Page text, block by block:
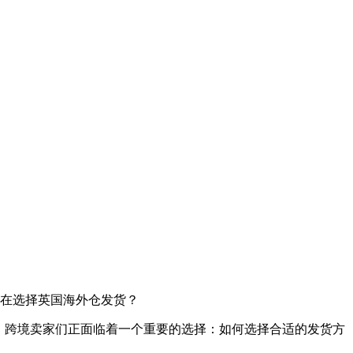
选择英国海外仓发货？
境卖家们正面临着一个重要的选择：如何选择合适的发货方